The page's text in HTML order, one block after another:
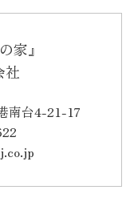
家』
社
南台4-21-17